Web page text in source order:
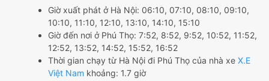
Giờ xuất phát ở Hà Nội: 06:10, 07:10, 08:10, 09:10,
10:10, 11:10, 12:10, 13:10, 14:10, 15:10
Giờ đến nơi ở Phú Thọ: 7:52, 8:52, 9:52, 10:52, 11:52,
12:52, 13:52, 14:52, 15:52, 16:52
Thời gian chạy từ Hà Nội đi Phú Thọ của nhà xe X.E
Việt Nam khoảng: 1.7 giờ